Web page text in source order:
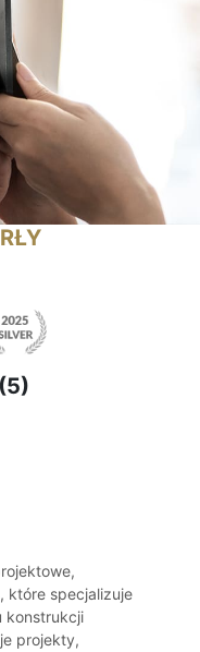
(5)
które specjalizuje
konstrukcji
projekty,